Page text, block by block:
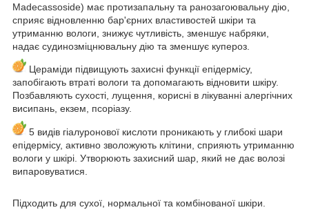
Madecassoside) має протизапальну та ранозагоювальну дію,
сприяє відновленню бар'єрних властивостей шкіри та
утриманню вологи, знижує чутливість, зменшує набряки,
надає судинозміцнювальну дію та зменшує купероз.
Цераміди підвищують захисні функції епідермісу,
запобігають втраті вологи та допомагають відновити шкіру.
Позбавляють сухості, лущення, корисні в лікуванні алергічних
висипань, екзем, псоріазу.
5 видів гіалуронової кислоти проникають у глибокі шари
епідермісу, активно зволожують клітини, сприяють утриманню
вологи у шкірі. Утворюють захисний шар, який не дає волозі
випаровуватися.
Підходить для сухої, нормальної та комбінованої шкіри.